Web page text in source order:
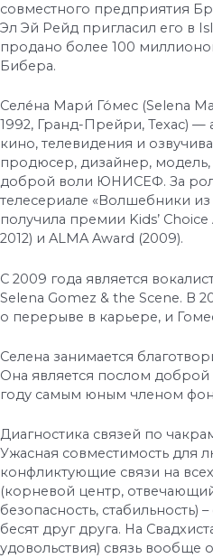
совместного предприятия
Эл Эй Рейд пригласил его в
продано более 100
Бибера.
Селе́на Мари́ Го́мес (Selena
1992, Гранд-Прейри, Техас) —
кино, телевидения и
продюсер, дизайнер,
доброй воли ЮНИСЕФ. За
телесериале «Волшебники
получила премии Kids’ Choice
2012) и ALMA Award (2009).
С 2009 года является
Selena Gomez & the Scene. В
о перерыве в карьере, и
Селена занимается
Она является послом
году самым юным членом
Диагностика связей по
Ужасная совместимость для
конфликтующие связи на
(корневой центр,
безопасность, стабильность)
бесят друг друга. На
удовольствия) связь вообще